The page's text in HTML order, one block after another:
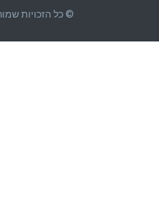
© כל הזכויות